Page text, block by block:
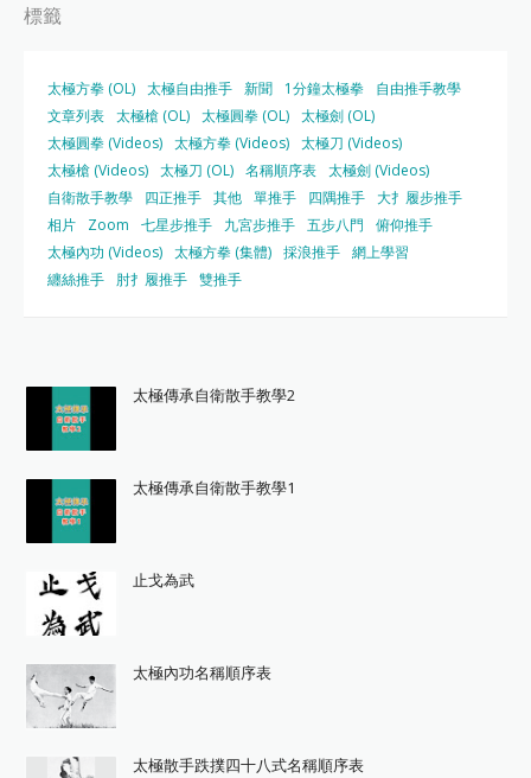
標籤
太極方拳 (OL) 太極自由推手 新聞 1分鐘太極拳
自由推手教學
文章列表 太極槍 (OL) 太極圓拳 (OL) 太極劍 (OL)
太極圓拳 (Videos) 太極方拳 (Videos) 太極刀 (Videos)
太極槍 (Videos) 太極刀 (OL) 名稱順序表 太極劍 (Videos)
自衛散手教學
四正推手 其他 單推手 四隅推手 大扌履步推手
相片
Zoom 七星步推手 九宮步推手 五步八門
俯仰推手
太極內功 (Videos) 太極方拳 (集體) 採浪推手 網上學習
纏絲推手
肘扌履推手 雙推手
太極傳承自衛散手教學2
太極傳承自衛散手教學1
止戈為武
太極內功名稱順序表
太極散手跌撲四十八式名稱順序表